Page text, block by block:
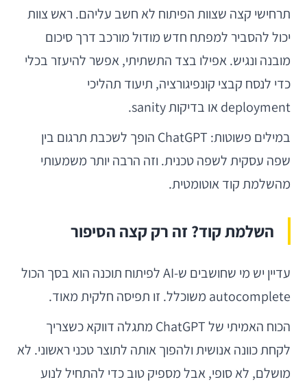
תרחישי קצה שצוות הפיתוח לא חשב עליהם. ראש צוות
יכול להסביר למפתח חדש מודול מורכב דרך סיכום
מובנה ונגיש. אפילו בצד התשתיתי, אפשר להיעזר בכלי
כדי לנסח קבצי קונפיגורציה, תיעוד תהליכי
deployment או בדיקות sanity.
במילים פשוטות: ChatGPT הופך לשכבת תרגום בין
שפה עסקית לשפה טכנית. וזה הרבה יותר משמעותי
מהשלמת קוד אוטומטית.
השלמת קוד? זה רק קצה הסיפור
עדיין יש מי שחושבים ש-AI לפיתוח תוכנה הוא בסך הכול
autocomplete משוכלל. זו תפיסה חלקית מאוד.
הכוח האמיתי של ChatGPT מתגלה דווקא כשצריך
לקחת כוונה אנושית ולהפוך אותה לתוצר טכני ראשוני. לא
מושלם, לא סופי, אבל מספיק טוב כדי להתחיל לנוע